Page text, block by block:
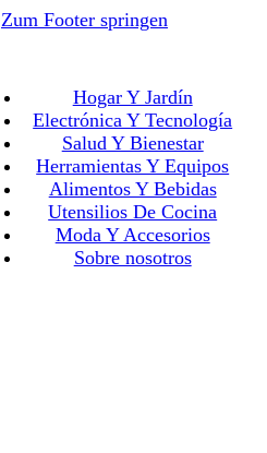
Zum Footer springen
Hogar Y Jardín
Electrónica Y Tecnología
Salud Y Bienestar
Herramientas Y Equipos
Alimentos Y Bebidas
Utensilios De Cocina
Moda Y Accesorios
Sobre nosotros